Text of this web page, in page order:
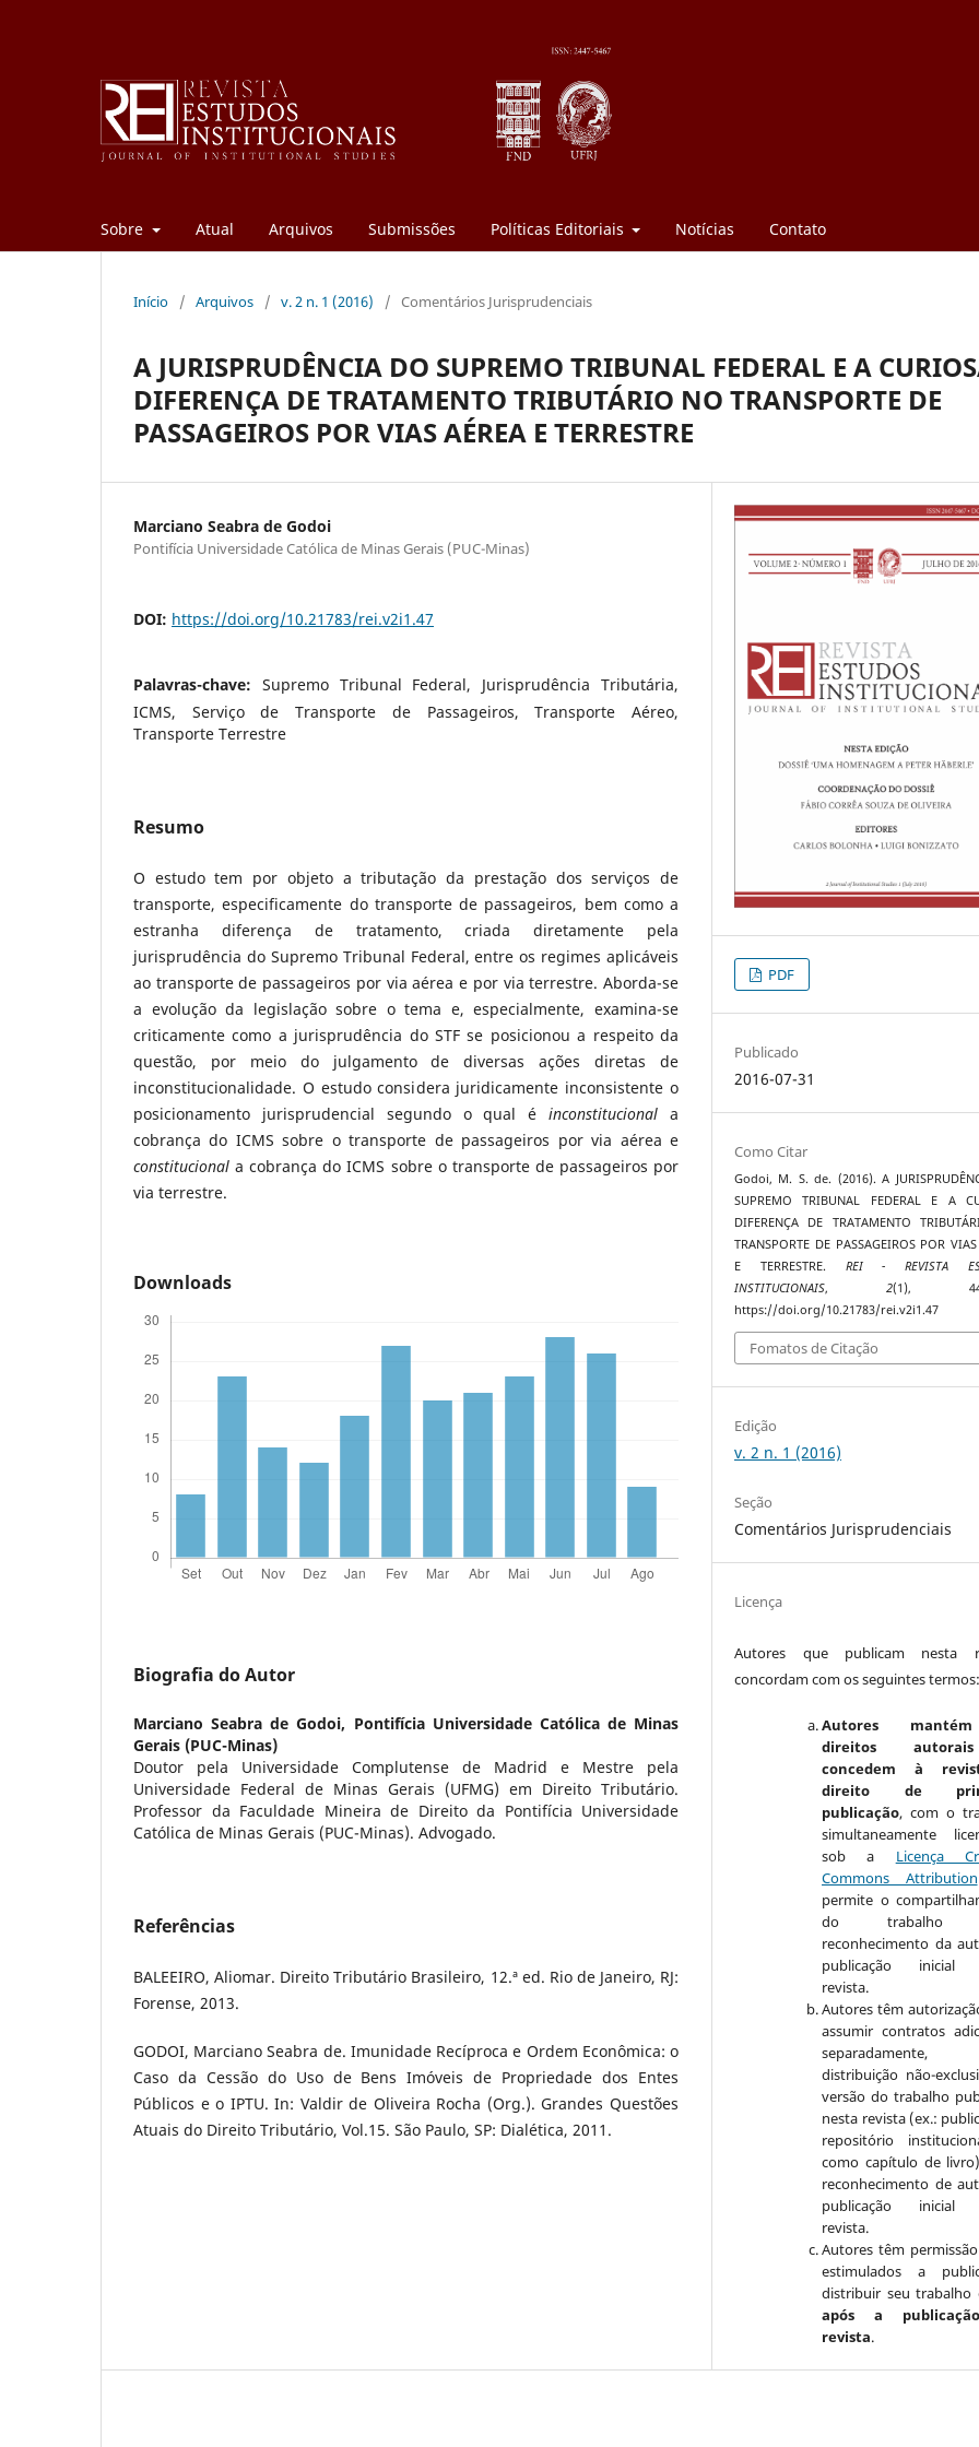
Sobre Atual Arquivos Submissões Políticas Editoriais Notícias Contato
Início / Arquivos / v. 2 n. 1 (2016) / Comentários Jurisprudenciais
A JURISPRUDÊNCIA DO SUPREMO TRIBUNAL FEDERAL E A
DIFERENÇA DE TRATAMENTO TRIBUTÁRIO NO TRANSPORTE DE
PASSAGEIROS POR VIAS AÉREA E TERRESTRE
Marciano Seabra de Godoi
Pontifícia Universidade Católica de Minas Gerais (PUC-Minas)
DOI: https://doi.org/10.21783/rei.v2i1.47
Palavras-chave: Supremo Tribunal Federal, Jurisprudência Tributária,
ICMS, Serviço de Transporte de Passageiros, Transporte Aéreo,
Transporte Terrestre
Resumo
O estudo tem por objeto a tributação da prestação dos serviços de
transporte, especificamente do transporte de passageiros, bem como a
estranha diferença de tratamento, criada diretamente pela
jurisprudência do Supremo Tribunal Federal, entre os regimes aplicáveis
ao transporte de passageiros por via aérea e por via terrestre. Aborda-se
a evolução da legislação sobre o tema e, especialmente, examina-se
criticamente como a jurisprudência do STF se posicionou a respeito da
questão, por meio do julgamento de diversas ações diretas de
inconstitucionalidade. O estudo considera juridicamente inconsistente o
posicionamento jurisprudencial segundo o qual éinconstitucional a
cobrança do ICMS sobre o transporte de passageiros por via aérea e
constitucional a cobrança do ICMS sobre o transporte de passageiros por
via terrestre.
Downloads
Biografia do Autor
Marciano Seabra de Godoi, Pontifícia Universidade Católica de Minas
Gerais (PUC-Minas)
Doutor pela Universidade Complutense de Madrid e Mestre pela
Universidade Federal de Minas Gerais (UFMG) em Direito Tributário.
Professor da Faculdade Mineira de Direito da Pontifícia Universidade
Católica de Minas Gerais (PUC-Minas). Advogado.
Referências
BALEEIRO, Aliomar. Direito Tributário Brasileiro, 12.ª ed. Rio de Janeiro, RJ:
Forense, 2013.
GODOI, Marciano Seabra de. Imunidade Recíproca e Ordem Econômica: o
Caso da Cessão do Uso de Bens Imóveis de Propriedade dos Entes
Públicos e o IPTU. In: Valdir de Oliveira Rocha (Org.). Grandes Questões
Atuais do Direito Tributário, Vol.15. São Paulo, SP: Dialética, 2011.
PDF
Publicado
2016-07-31
Como Citar
Godoi, M. S. de. (2016). A
SUPREMO TRIBUNAL FEDERAL E A
DIFERENÇA DE TRATAMENTO
TRANSPORTE DE PASSAGEIROS POR
E TERRESTRE. REI - REVISTA
INSTITUCIONAIS, 2(1),
https://doi.org/10.21783/rei.v2i1.47
Fomatos de Citação
Edição
v. 2 n. 1 (2016)
Seção
Comentários Jurisprudenciais
Licença
Autores que publicam nesta
concordam com os seguintes termos:
Autores
direitos
concedem à
direito de
publicação, com o
simultaneamente
sob a Licença
Commons Attribution
permite o
do trabalho
reconhecimento da
publicação inicial
revista.
Autores têm
assumir contratos
separadamente,
distribuição não-
versão do trabalho
nesta revista (ex.:
repositório
como capítulo de
reconhecimento de
publicação inicial
revista.
Autores têm
estimulados a
distribuir seu trabalho
após a
revista.